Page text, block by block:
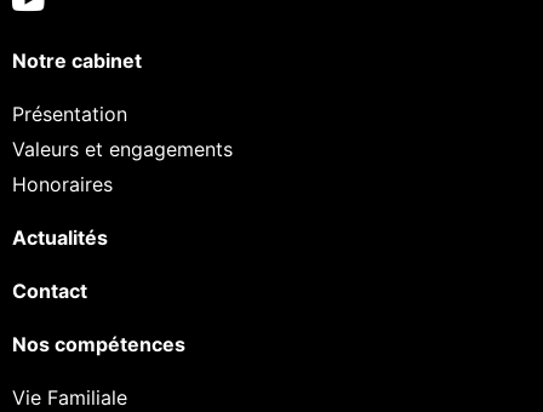
Notre cabinet
Présentation
Valeurs et engagements
Honoraires
Actualités
Contact
Nos compétences
Vie Familiale